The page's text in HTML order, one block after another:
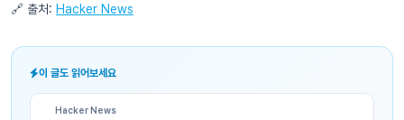
🔗 출처: Hacker News
이 글도 읽어보세요
Hacker News